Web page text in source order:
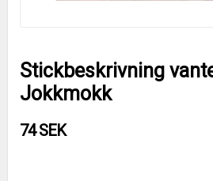
Stickbeskrivning
Jokkmokk
74 SEK